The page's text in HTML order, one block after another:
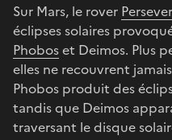
Sur Mars, le rover
éclipses solaires
Phoboset Deimos. Plus
elles ne recouvrent
Phobos produit des
tandis que Deimos
traversant le disque